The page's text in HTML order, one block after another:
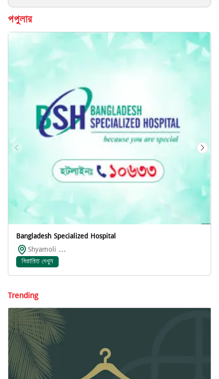
পপুলার
Bangladesh Specialized Hospital
Shyamoli ...
বিস্তারিত দেখুন
Trending